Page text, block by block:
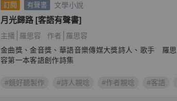
訂閱 有聲書 文學小說
月光歸路 [客語有聲書]
主播 羅思容 作者
羅思容
金曲獎、金音獎、華語音樂傳媒大獎詩人、歌手 羅思
容第一本客語創作詩集
#鏡好聽製作 #詩人親唸 #作者親唸 #客語